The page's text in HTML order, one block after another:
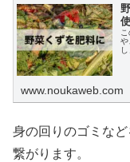
や
し
www.noukaweb.com
身の回りのゴミな
繋がります。